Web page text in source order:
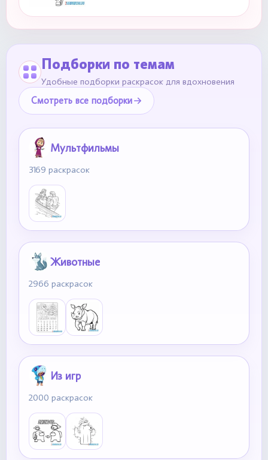
Подборки по темам
Удобные подборки раскрасок для вдохновения
Смотреть все подборки
Мультфильмы
3169 раскрасок
Животные
2966 раскрасок
Из игр
2000 раскрасок